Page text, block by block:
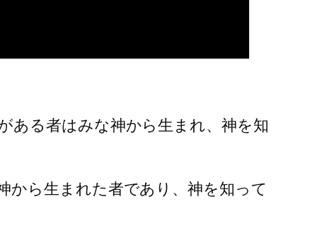
ある者はみな神から生まれ、神を知
から生まれた者であり、神を知って